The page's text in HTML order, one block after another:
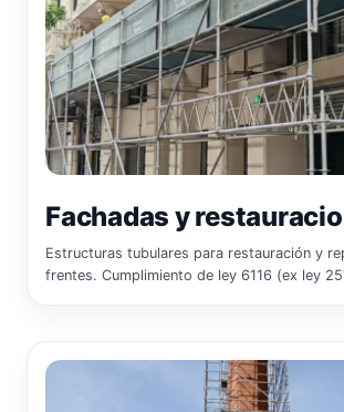
Fachadas y
Estructuras tubulares para restauración y
frentes. Cumplimiento de ley 6116 (ex ley